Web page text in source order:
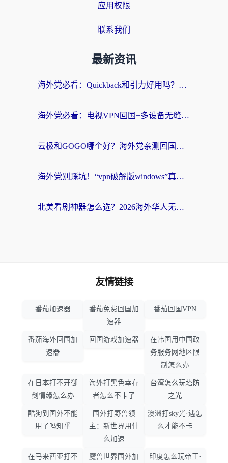
应用权限
联系我们
最新资讯
海外党必看：Quickback和引力好用吗？3分钟搞懂回国加速器怎么选
海外党必看：电视VPN回国+多设备无缝访问国内资源的实用指南
云极和GOGO哪个好？海外党亲测回国加速器选择指南（附iOS免费&Windows VPN实用技巧）
海外党别踩坑！“vpn破解版windows”真的能用？教你选对回国加速器无缝刷国内资源
北美看剧神器怎么选？2026海外华人无缝访问国内资源全攻略
友情链接
番茄加速器
番茄免费回国加
速器
番茄回国VPN
番茄海外回国加
速器
回国游戏加速器
在韩国用中国政
务服务网地区限
制怎么办
在日本打不开御
剑情缘怎么办
海外打黑色幸存
者怎么不卡了
台湾怎么玩塔防
之光
酷狗到国外不能
用了吗知乎
国外打野兽领
主：新世界用什
么加速
澳洲打sky光·遇怎
么才能不卡
在马来西亚打不 魔兽世界国外加 印度怎么玩帝王·